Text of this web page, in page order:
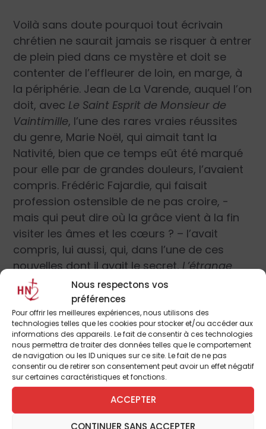
Nous respectons vos
préférences
Pour offrir les meilleures expériences, nous utilisons des
technologies telles que les cookies pour stocker et/ou accéder aux
informations des appareils. Le fait de consentir à ces technologies
nous permettra de traiter des données telles que le comportement
de navigation ou les ID uniques sur ce site. Le fait de ne pas
consentir ou de retirer son consentement peut avoir un effet négatif
sur certaines caractéristiques et fonctions.
ACCEPTER
CONTINUER SANS ACCEPTER
Voilà sans doute pourquoi tout écrivain
chrétien ne saurait jamais se risquer à entrer
de plein pied dans ce mystère et doit se
contenter de l’effleurer de loin, en marge, à
la périphérie. Jean de La Varende, auquel l’on
doit, avec Le Saint Esprit de Monsieur de
Vaintimille, l’une des rares vraies réussites
du genre, Marie Noël, qui aimait tant la
Nativité, bien que ce temps eût été marqué
pour elle par de grandes douleurs, l’avaient
compris. Frédéric Fajardie, qui faisait
profession ostensible de ne pas croire, -
mais qui peut dire où la grâce vient à la fin
visiter les âmes et les cœurs ? – l’avait
compris, lui aussi, qui, dans l’une de ces
nouvelles dont il avait le secret,L’étrange
Noël de Sedek Bouzzadine , démontrait que
l’amour et l’abnégation, le sens de la justice
pouvaient ouvrir aux bons, et aux mauvais,
larrons, sans qu’ils s’en doutent, les portes
du Ciel, parce qu’ils auraient mieux pratiqué
les béatitudes que beaucoup de catholiques
certifiés …
Quelques écrivains protestants, Dickens,